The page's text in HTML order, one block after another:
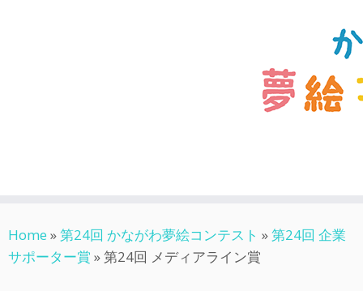
to
content
Home »第24回 かながわ夢絵コンテスト »第24回 企業
サポーター賞 »第24回 メディアライン賞